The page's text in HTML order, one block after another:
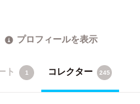
プロフィールを表示
ト 1 コレクター 245